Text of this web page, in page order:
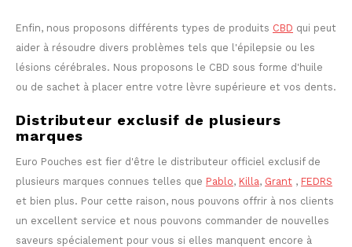
Enfin, nous proposons différents types de produits CBD qui peut
aider à résoudre divers problèmes tels que l'épilepsie ou les
lésions cérébrales. Nous proposons le CBD sous forme d'huile
ou de sachet à placer entre votre lèvre supérieure et vos dents.
Distributeur exclusif de plusieurs
marques
Euro Pouches est fier d'être le distributeur officiel exclusif de
plusieurs marques connues telles que Pablo, Killa, Grant , FEDRS
et bien plus. Pour cette raison, nous pouvons offrir à nos clients
un excellent service et nous pouvons commander de nouvelles
saveurs spécialement pour vous si elles manquent encore à